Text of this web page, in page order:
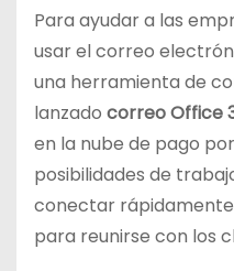
Para ayudar a las
usar el correo
una herramienta de
lanzado correo Office
en la nube de pago
posibilidades de
conectar
para reunirse con los